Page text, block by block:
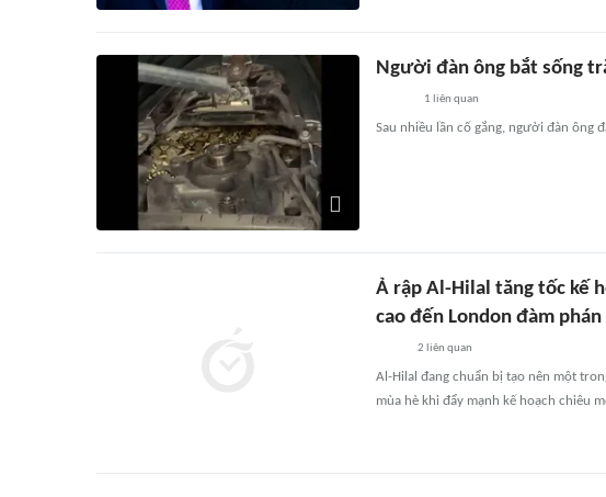
Người đàn ông bắt sống
1 liên quan
Sau nhiều lần cố gắng, người đàn ông
Ả rập Al-Hilal tăng tốc kế
cao đến London đàm phán
2 liên quan
Al-Hilal đang chuẩn bị tạo nên một
mùa hè khi đẩy mạnh kế hoạch chiêu